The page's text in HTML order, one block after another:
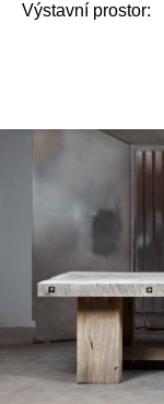
Výstavní prostor: